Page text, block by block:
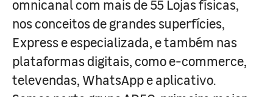
omnicanal com mais de 55 Lojas físicas,
nos conceitos de grandes superfícies,
Express e especializada, e também nas
plataformas digitais, como e-commerce,
televendas, WhatsApp e aplicativo.